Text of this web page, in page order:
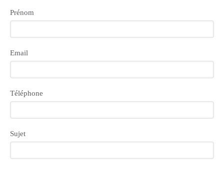
Prénom
Email
Téléphone
Sujet